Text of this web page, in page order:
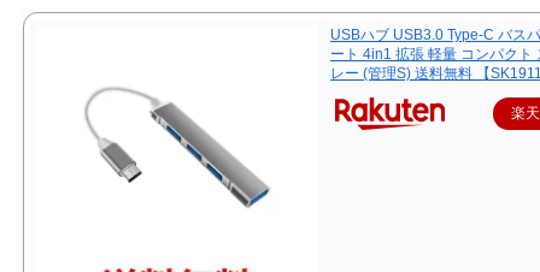
USBハブ USB3.0 Type-C バス
ート 4in1 拡張 軽量 コンパクト
レー (管理S) 送料無料 【
楽